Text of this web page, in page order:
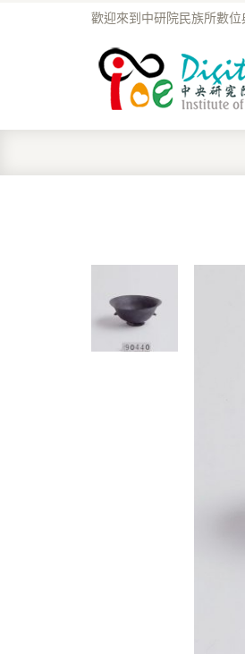
歡迎來到中研院民族所數位